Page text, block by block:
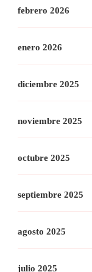
febrero 2026
enero 2026
diciembre 2025
noviembre 2025
octubre 2025
septiembre 2025
agosto 2025
julio 2025